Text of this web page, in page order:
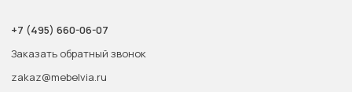
+7 (495) 660-06-07
Заказать обратный звонок
zakaz@mebelvia.ru